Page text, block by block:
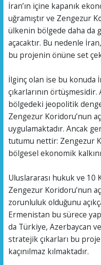
İran’ın içine kapanık
uğramıştır ve Zengezur
ülkenin bölgede daha da
açacaktır. Bu nedenle
bu projenin önüne set
İlginç olan ise bu konuda
çıkarlarının
bölgedeki jeopolitik
Zengezur Koridoru’nun
uygulamaktadır. Ancak
tutumu nettir: Zengezur
bölgesel ekonomik
Uluslararası hukuk ve 10
Zengezur Koridoru’nun
zorunluluk olduğunu
Ermenistan bu sürece
da Türkiye, Azerbaycan
stratejik çıkarları bu
kaçınılmaz kılmaktadır.